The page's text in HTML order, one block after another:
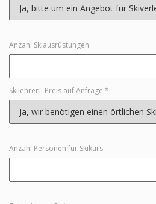
Anzahl Skiausrüstungen
Skilehrer - Preis auf Anfrage *
Anzahl Personen für Skikurs